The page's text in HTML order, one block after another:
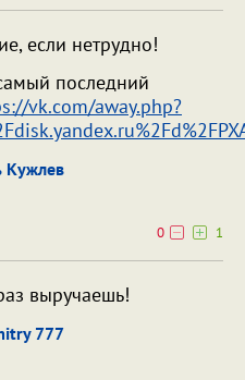
если нетрудно!
последний
vk.com/away.php?
Кужлев
0
1
выручаешь!
777